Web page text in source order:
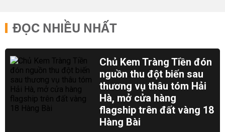
ĐỌC NHIỀU NHẤT
Chủ Kem Tràng Tiền đón
nguồn thu đột biến sau
thương vụ thâu tóm Hải
Hà, mở cửa hàng
flagship trên đất vàng 18
Hàng Bài